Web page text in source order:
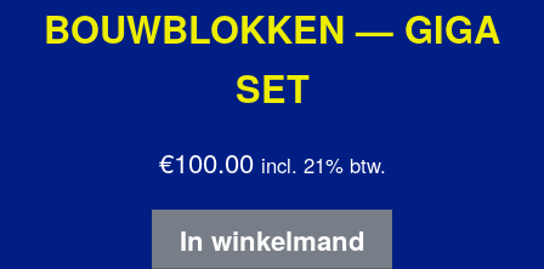
BOUWBLOKKEN — GIGA
SET
€100.00 incl. 21% btw.
In winkelmand